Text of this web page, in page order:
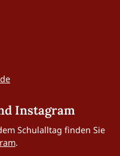
Instagram
Schulalltag finden Sie
.